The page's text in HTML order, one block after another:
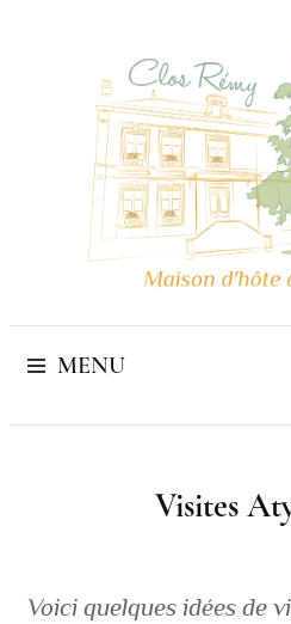
Maison d'hôte
MENU
Visites
Voici quelques idées de